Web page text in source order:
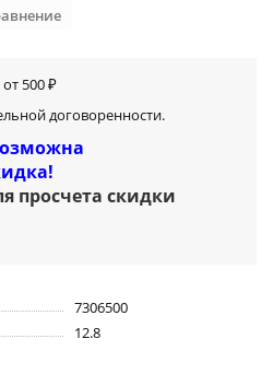
500 ₽
договоренности.
просчета скидки
7306500
12.8